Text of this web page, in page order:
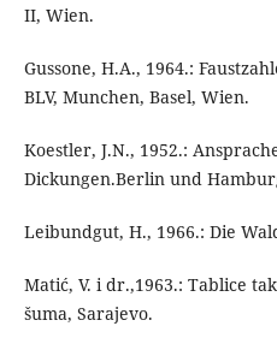
II, Wien.
Gussone, H.A., 1964.:
BLV, Munchen, Basel, Wien.
Koestler, J.N., 1952.:
Dickungen.Berlin und
Leibundgut, H., 1966.: Die
Matić, V. i dr.,1963.: Tablice
šuma, Sarajevo.